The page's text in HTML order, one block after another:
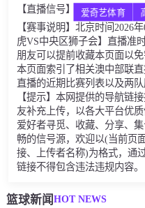
【直播信号】
爱奇艺体育
【赛事说明】北京时间2026
虎VS中央区狮子会】直播准
朋友可以提前收藏本页面以
本页面索引了相关澳中部联
直播的近期比赛列表以及两队
【提示】本网提供的导航链
友补充上传，以各大平台优
爱好者寻觅、收藏、分享、
畅的信号源，欢迎以(当前页
接、上传者名称)为格式，通
链接不得包含违法违规内容。
篮球新闻HOT NEWS